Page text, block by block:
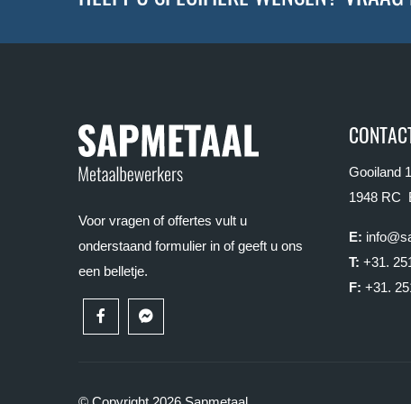
Voor vragen of offertes vult u
onderstaand formulier in of geeft u ons
een belletje.
Gooiland
1948 RC
E:
T: +31.
F: +31.